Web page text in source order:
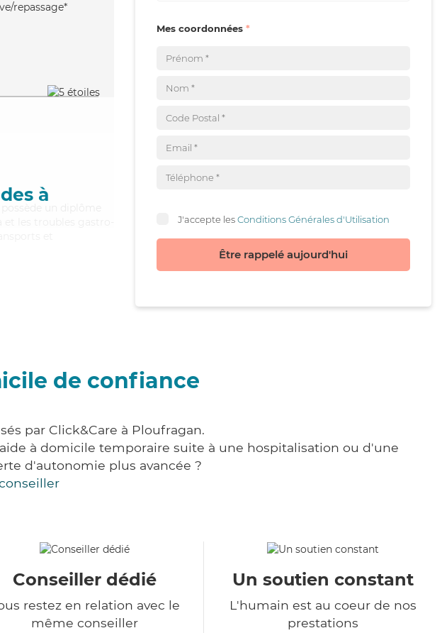
repassage*
à
un diplôme
et les troubles gastro-
Mes coordonnées
J'accepte lesConditions Générales d'Utilisation
Être rappelé aujourd'hui
de confiance
par Click&Care à Ploufragan.
à domicile temporaire suite à une hospitalisation ou d'une
d'autonomie plus avancée ?
Conseiller dédié
restez en relation avec le
même conseiller
Un soutien constant
L'humain est au coeur de nos
prestations